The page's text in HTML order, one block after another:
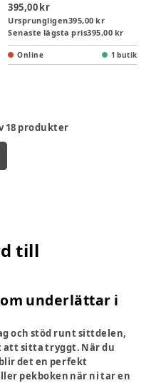
395,00 kr
Ursprungligen395,00 kr
Senaste lägsta pris395,00 kr
Online 1 butik
18 produkter
till
underlättar i
och stöd runt sittdelen,
sitta tryggt. När du
det en perfekt
pekboken när ni tar en